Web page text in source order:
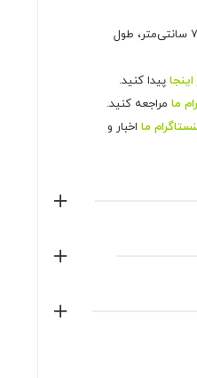
سایز دوایکس لارج: عرض 57 طول 75 سانتی‌متر، طول
اینجا پیدا کنید.
ما مراجعه کنید.
ما اخبار و